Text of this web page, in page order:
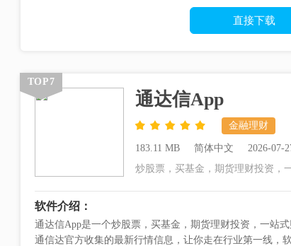
直接下载
TOP7
通达信App
金融理财
183.11 MB 简体中文
2026-07-
炒股票，买基金，期货理财投资，
软件介绍：
通达信App是一个炒股票，买基金，期货理财投资，一站
通信达官方收集的最新行情信息，让你走在行业第一线，